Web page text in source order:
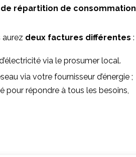
répartition de consommation
aurez deux factures différentes :
via le prosumer local.
via votre fournisseur d’énergie ;
pour répondre à tous les besoins,